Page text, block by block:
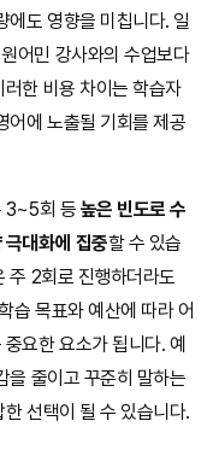
에도 영향을 미칩니다. 일
어민 강사와의 수업보다
한 비용 차이는 학습자
어에 노출될 기회를 제공
3~5회 등 높은 빈도로 수
극대화에 집중할 수 있습
주 2회로 진행하더라도
습 목표와 예산에 따라 어
요한 요소가 됩니다. 예
을 줄이고 꾸준히 말하는
선택이 될 수 있습니다.